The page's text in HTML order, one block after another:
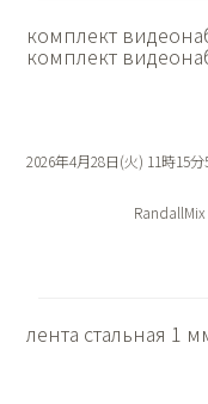
комплект
комплект
2026年4月28日(火) 11時15分
RandallMix
лента стальная 1